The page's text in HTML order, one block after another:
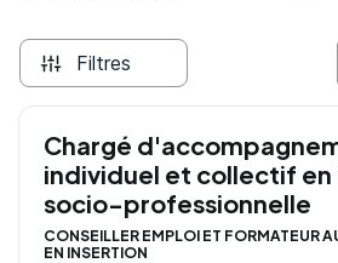
Filtres
Chargé
individuel et collectif en
socio-professionnelle
CONSEILLER EMPLOI ET FORMATEUR
EN INSERTION